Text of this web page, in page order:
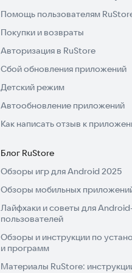
Помощь пользователям
Покупки и возвраты
Авторизация в RuStore
Сбой обновления приложений
Детский режим
Автообновление приложений
Как написать отзыв к
Блог RuStore
Обзоры игр для Android 2025
Обзоры мобильных
Лайфхаки и советы для
пользователей
Обзоры и инструкции по
и программ
Материалы RuStore: